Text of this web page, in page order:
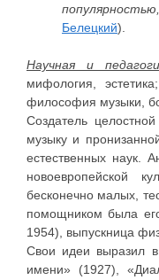
Белецкий).
Научная и
мифология,
философия музыки,
Создатель
музыку и
естественных наук.
новоевропейской
бесконечно малых,
помощником была
1954), выпускница
Свои идеи выразил
имени» (1927),